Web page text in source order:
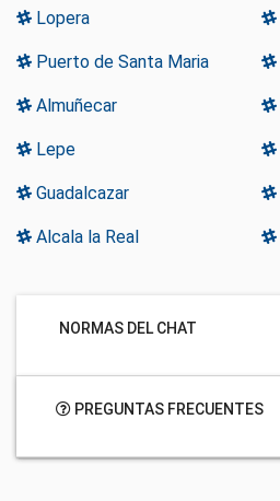
Lopera
Puerto de Santa Maria
Almuñecar
Lepe
Guadalcazar
Alcala la Real
NORMAS DEL CHAT
PREGUNTAS FRECUENTES